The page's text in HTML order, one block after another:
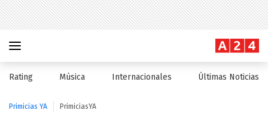
Rating Música Internacionales Últimas Noticias
Primicias YA PrimiciasYA